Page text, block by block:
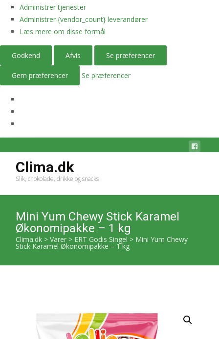
Administrer tjenester
Administrer {vendor_count} leverandører
Læs mere om disse formål
Godkend Afvis Se præferencer
Gem præferencer Se præferencer
Clima.dk
Slik, chokolade, drikke og snacks
Mini Yum Chewy Stick Karamel
Økonomipakke – 1 kg
Clima.dk > Varer > ERT Godis Singel > Mini Yum Chewy
Stick Karamel Økonomipakke – 1 kg